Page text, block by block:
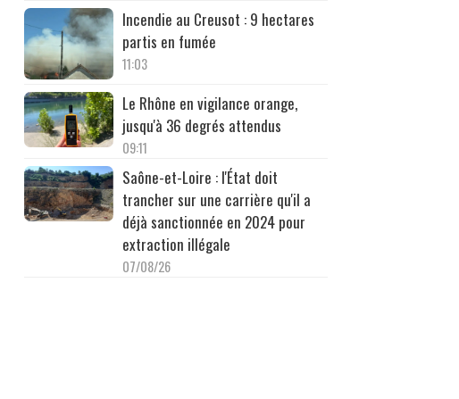
Incendie au Creusot : 9 hectares
partis en fumée
11:03
Le Rhône en vigilance orange,
jusqu'à 36 degrés attendus
09:11
Saône-et-Loire : l'État doit
trancher sur une carrière qu'il a
déjà sanctionnée en 2024 pour
extraction illégale
07/08/26